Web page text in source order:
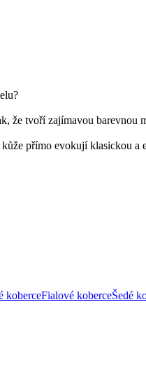
že tvoří zajímavou barevnou
přímo evokují klasickou
koberceFialové koberceŠedé